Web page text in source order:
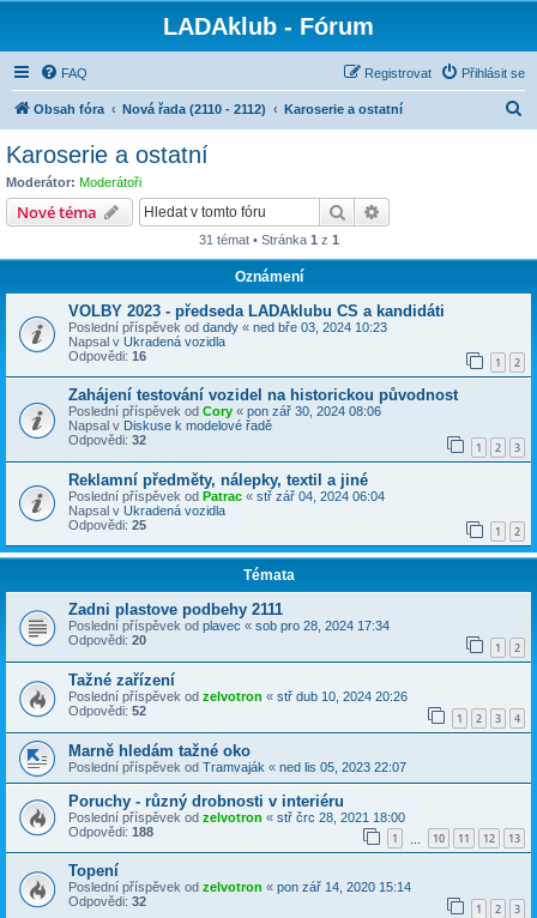
LADAklub - Fórum
FAQ Přihlásit se
Registrovat
Obsah fóra Nová řada (2110 - 2112) Karoserie a ostatní
Karoserie a ostatní
Moderátor: Moderátoři
Nové téma Hledat
31 témat • Stránka 1 z 1
Oznámení
VOLBY 2023 - předseda LADAklubu CS a kandidáti
Poslední příspěvek od dandy « ned bře 03, 2024 10:23
Napsal v Ukradená vozidla
Odpovědi: 16 1 2
Zahájení testování vozidel na historickou původnost
Poslední příspěvek od Cory « pon zář 30, 2024 08:06
Napsal v Diskuse k modelové řadě
Odpovědi: 32 1 2 3
Reklamní předměty, nálepky, textil a jiné
Poslední příspěvek od Patrac « stř zář 04, 2024 06:04
Napsal v Ukradená vozidla
Odpovědi: 25 1 2
Témata
Zadni plastove podbehy 2111
Poslední příspěvek od plavec « sob pro 28, 2024 17:34
Odpovědi: 20 1 2
Tažné zařízení
Poslední příspěvek od zelvotron « stř dub 10, 2024 20:26
Odpovědi: 52 1 2 3 4
Marně hledám tažné oko
Poslední příspěvek od Tramvaják « ned lis 05, 2023 22:07
Poruchy - různý drobnosti v interiéru
Poslední příspěvek od zelvotron « stř črc 28, 2021 18:00
Odpovědi: 188 1 10 11 12 13
Topení
Poslední příspěvek od zelvotron « pon zář 14, 2020 15:14
Odpovědi: 32 1 2 3